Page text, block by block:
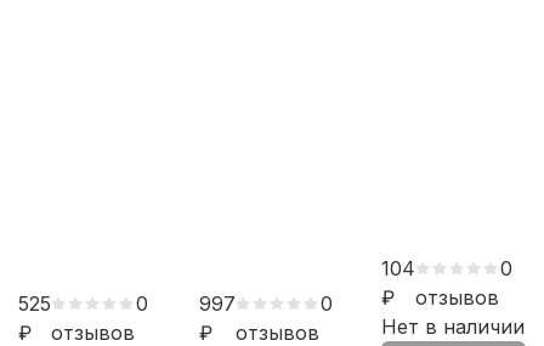
525
₽
0
отзывов
997
₽
0
отзывов
104
₽
0
отзывов
Нет в наличии